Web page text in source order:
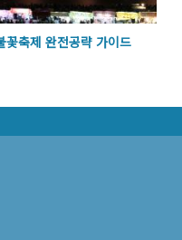
꽃축제 완전공략 가이드